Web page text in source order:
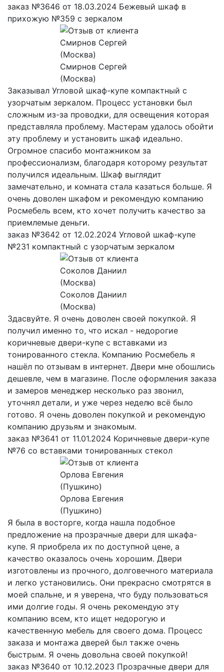
заказ №3646 от 18.03.2024 Бежевый шкаф в
прихожую №359 с зеркалом
Смирнов Сергей
(Москва)
Заказывал Угловой шкаф-купе компактный с
узорчатым зеркалом. Процесс установки был
сложным из-за проводки, для освещения которая
представляла проблему. Мастерам удалось обойти
эту проблему и установить шкаф идеально.
Огромное спасибо монтажником за
профессионализм, благодаря которому результат
получился идеальным. Шкаф выглядит
замечательно, и комната стала казаться больше. Я
очень доволен шкафом и рекомендую компанию
Росмебель всем, кто хочет получить качество за
приемлемые деньги.
заказ №3642 от 12.02.2024 Угловой шкаф-купе
№231 компактный с узорчатым зеркалом
Соколов Даниил
(Москва)
Здасвуйте. Я очень доволен своей покупкой. Я
получил именно то, что искал - недорогие
коричневые двери-купе с вставками из
тонированного стекла. Компанию Росмебель я
нашёл по отзывам в интернет. Двери мне обошлись
дешевле, чем в магазине. После оформления заказа
и замеров менеджер несколько раз звонил,
уточнял детали, и уже через неделю всё было
готово. Я очень доволен покупкой и рекомендую
компанию друзьям и знакомым.
заказ №3641 от 11.01.2024 Коричневые двери-купе
№76 со вставками тонированных стекол
Орлова Евгения
(Пушкино)
Я была в восторге, когда нашла подобное
предложение на прозрачные двери для шкафа-
купе. Я приобрела их по доступной цене, а
качество оказалось очень хорошим. Двери
изготовлены из прочного, долговечного материала
и легко установились. Они прекрасно смотрятся в
моей спальне, и я уверена, что буду пользоваться
ими долгие годы. Я очень рекомендую эту
компанию всем, кто ищет недорогую и
качественную мебель для своего дома. Процесс
заказа и монтажа дверей был также очень
быстрым. Я очень довольна своей покупкой!
заказ №3640 от 10.12.2023 Прозрачные двери для